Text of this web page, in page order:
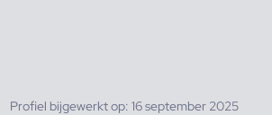
Profiel bijgewerkt op: 16 september 2025